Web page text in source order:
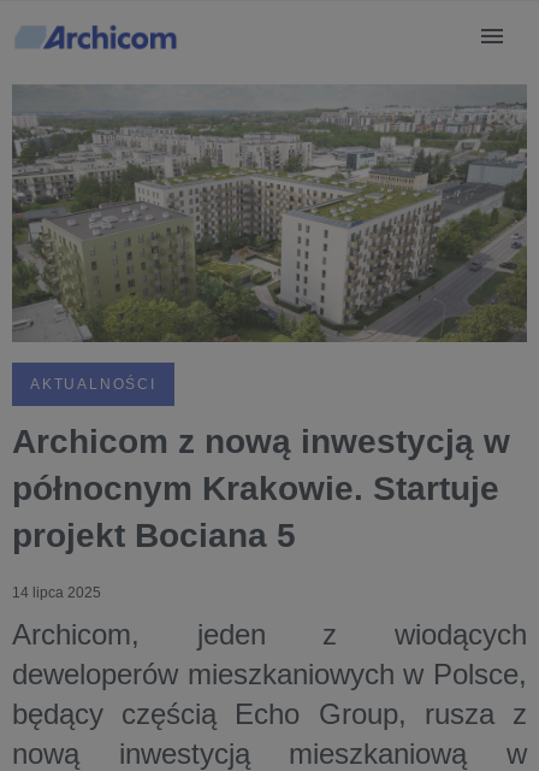
AKTUALNOŚCI
Archicom z nową inwestycją w
północnym Krakowie. Startuje
projekt Bociana 5
14 lipca 2025
Archicom, jeden z wiodących
deweloperów mieszkaniowych w Polsce,
będący częścią Echo Group, rusza z
nową inwestycją mieszkaniową w